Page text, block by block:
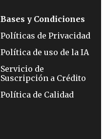
Bases y Condiciones
Políticas de Privacidad
Política de uso de la IA
Servicio de
Suscripción a Crédito
Política de Calidad